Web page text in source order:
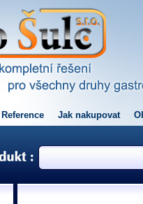
Reference Jak nakupovat